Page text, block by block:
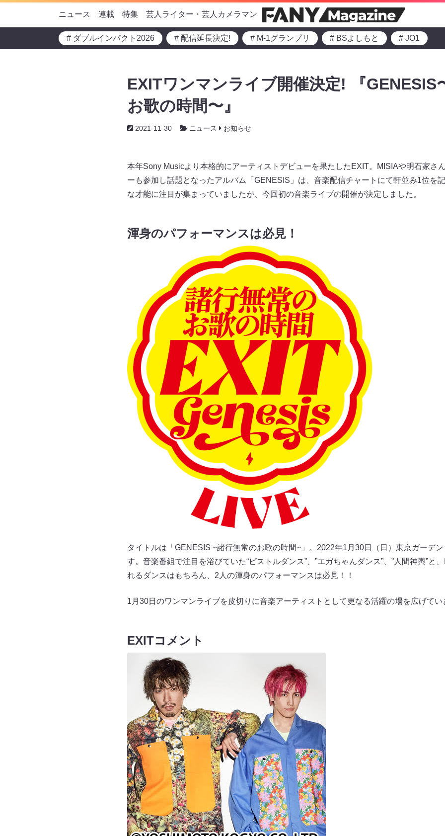
ニュース 連載 特集 芸人ライター・芸人カメラマン
# ダブルインパクト2026 # 配信延長決定! # M-1グランプリ # BSよしもと # JO1
EXITワンマンライブ開催決定! 『GENESIS
お歌の時間〜』
2021-11-30 ニュース お知らせ
本年Sony Musicより本格的にアーティストデビューを果たしたEXIT。MISIAや明石家さ
ーも参加し話題となったアルバム「GENESIS」は、音楽配信チャートにて軒並み1位を
な才能に注目が集まっていましたが、今回初の音楽ライブの開催が決定しました。
渾身のパフォーマンスは必見！
タイトルは「GENESIS ~諸行無常のお歌の時間~」。2022年1月30日（日）東京ガーデ
す。音楽番組で注目を浴びていた“ピストルダンス”、”エガちゃんダンス”、”人間神輿”と
れるダンスはもちろん、2人の渾身のパフォーマンスは必見！！
1月30日のワンマンライブを皮切りに音楽アーティストとして更なる活躍の場を広げてい
EXITコメント